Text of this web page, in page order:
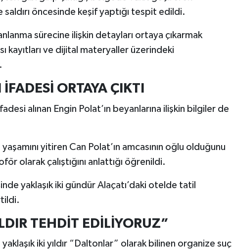
öncesinde keşif yaptığı tespit edildi.
sürecine ilişkin detayları ortaya çıkarmak
kayıtları ve dijital materyaller üzerindeki
ORTAYA ÇIKTI
alınan Engin Polat’ın beyanlarına ilişkin bilgiler de
yitiren Can Polat’ın amcasının oğlu olduğunu
olarak çalıştığını anlattığı öğrenildi.
yaklaşık iki gündür Alaçatı’daki otelde tatil
TEHDİT EDİLİYORUZ”
iki yıldır “Daltonlar” olarak bilinen organize suç